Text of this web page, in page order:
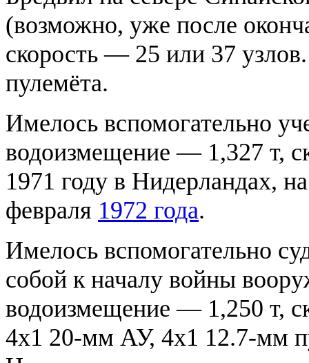
(возможно, уже после
скорость — 25 или 37
пулемёта.
Имелось вспомогательно
водоизмещение — 1,327 т,
1971 году в Нидерландах,
февраля 1972 года.
Имелось вспомогательно
собой к началу войны
водоизмещение — 1,250 т,
4х1 20-мм АУ, 4х1 12.7-мм